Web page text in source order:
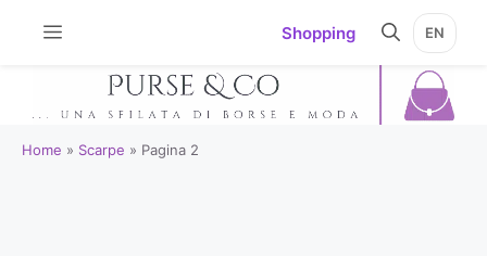
Shopping EN
Home » Scarpe » Pagina 2